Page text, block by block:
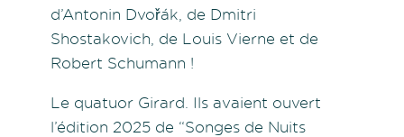
d’Antonin Dvořák, de Dmitri
Shostakovich, de Louis Vierne et de
Robert Schumann !
Le quatuor Girard. Ils avaient ouvert
l’édition 2025 de “Songes de Nuits